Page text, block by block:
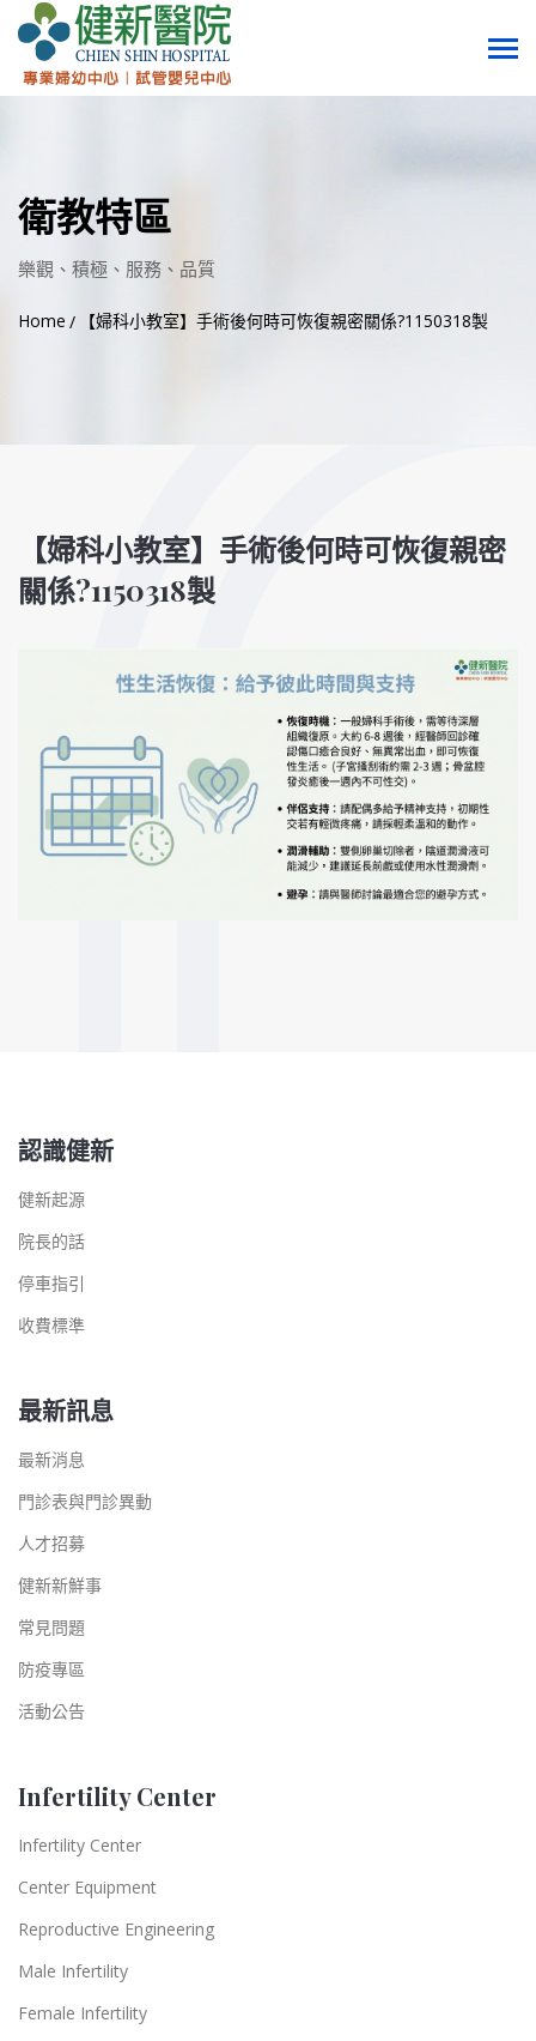
衛教特區
樂觀、積極、服務、品質
Home 【婦科小教室】手術後何時可恢復親密關係?1150318製
【婦科小教室】手術後何時可恢復親密
關係?1150318製
認識健新
健新起源
院長的話
停車指引
收費標準
最新訊息
最新消息
門診表與門診異動
人才招募
健新新鮮事
常見問題
防疫專區
活動公告
Infertility Center
Infertility Center
Center Equipment
Reproductive Engineering
Male Infertility
Female Infertility